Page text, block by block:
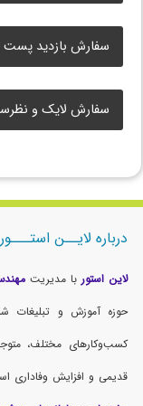
سفارش بازدید پست
سفارش لایک و